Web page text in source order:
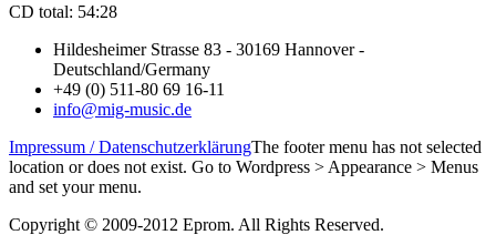
CD total: 54:28
Hildesheimer Strasse 83 - 30169 Hannover -
Deutschland/Germany
+49 (0) 511-80 69 16-11
info@mig-music.de
Impressum / DatenschutzerklärungThe footer menu has not selected
location or does not exist. Go to Wordpress > Appearance > Menus
and set your menu.
Copyright © 2009-2012 Eprom. All Rights Reserved.